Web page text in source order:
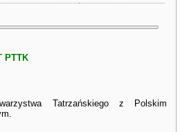
PTTK
Tatrzańskiego z Polskim